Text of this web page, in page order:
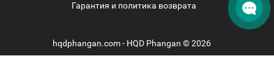
Гарантия и политика возврата
hqdphangan.com - HQD Phangan © 2026